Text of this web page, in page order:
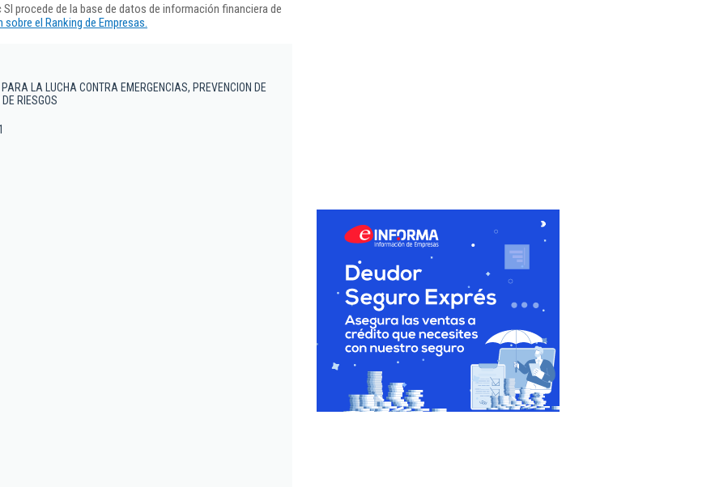
procede de la base de datos de información financiera de
el Ranking de Empresas.
LA LUCHA CONTRA EMERGENCIAS, PREVENCION DE
DE RIESGOS